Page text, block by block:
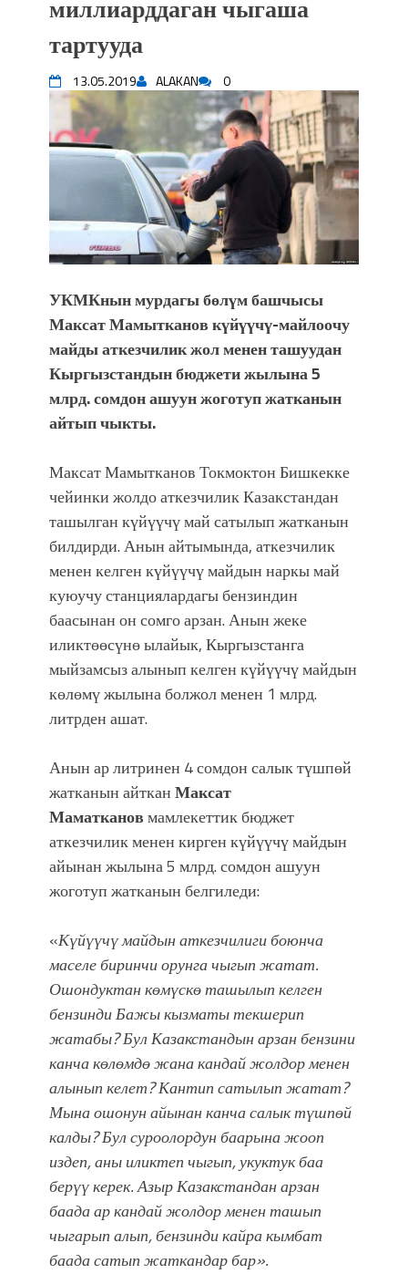
впечатляющим шоу музыкальных
фонтанов в Royal Central Park
Аида САЛЯНОВА: "Кыргыз шахмат
союзунун президенти болуп
шайланышым сыймык жана чоң
жоопкерчилик!"
Садыр ЖАПАРОВ: “Айтматовдой
адабият алпы чыгыш үчүн, улуу көч
уланышы үчүн журнал сөзсүз керек!”
“Китепкана түнγ-2026”: Психолог
Мээрим Мураталиева менен
жолугушууга келиңиз! (Дарек. Видео)
Тоо” журналынын тарыхы жана
редакторлору... (Тизме. Видео)
“КАРА КЕМПИР”: ҮМҮТТҮН
ТҮБӨЛҮК СИМВОЛУ
Кыргызстандагы эң ири музыкалуу
фонтанды көрүү үчүн Royal Central
Park'ка 30 миң адам чогулду
миллиарддаган чыгаша
тартууда
13.05.2019 ALAKAN 0
УКМКнын мурдагы бөлүм башчысы
Максат Мамытканов күйүүчү-майлоочу
майды аткезчилик жол менен ташуудан
Кыргызстандын бюджети жылына 5
млрд. сомдон ашуун жоготуп жатканын
айтып чыкты.
Максат Мамытканов Токмоктон Бишкекке
чейинки жолдо аткезчилик Казакстандан
ташылган күйүүчү май сатылып жатканын
билдирди. Анын айтымында, аткезчилик
менен келген күйүүчү майдын наркы май
куюучу станциялардагы бензиндин
баасынан он сомго арзан. Анын жеке
иликтөөсүнө ылайык, Кыргызстанга
мыйзамсыз алынып келген күйүүчү майдын
көлөмү жылына болжол менен 1 млрд.
литрден ашат.
Анын ар литринен 4 сомдон салык түшпөй
жатканын айтканМаксат
Маматкановмамлекеттик бюджет
аткезчилик менен кирген күйүүчү майдын
айынан жылына 5 млрд. сомдон ашуун
жоготуп жатканын белгиледи:
«Күйүүчү майдын аткезчилиги боюнча
маселе биринчи орунга чыгып жатат.
Ошондуктан көмүскө ташылып келген
бензинди Бажы кызматы текшерип
жатабы? Бул Казакстандын арзан бензини
канча көлөмдө жана кандай жолдор менен
алынып келет? Кантип сатылып жатат?
Мына ошонун айынан канча салык түшпөй
калды? Бул суроолордун баарына жооп
издеп, аны иликтеп чыгып, укуктук баа
берүү керек. Азыр Казакстандан арзан
баада ар кандай жолдор менен ташып
чыгарып алып, бензинди кайра кымбат
баада сатып жаткандар бар».